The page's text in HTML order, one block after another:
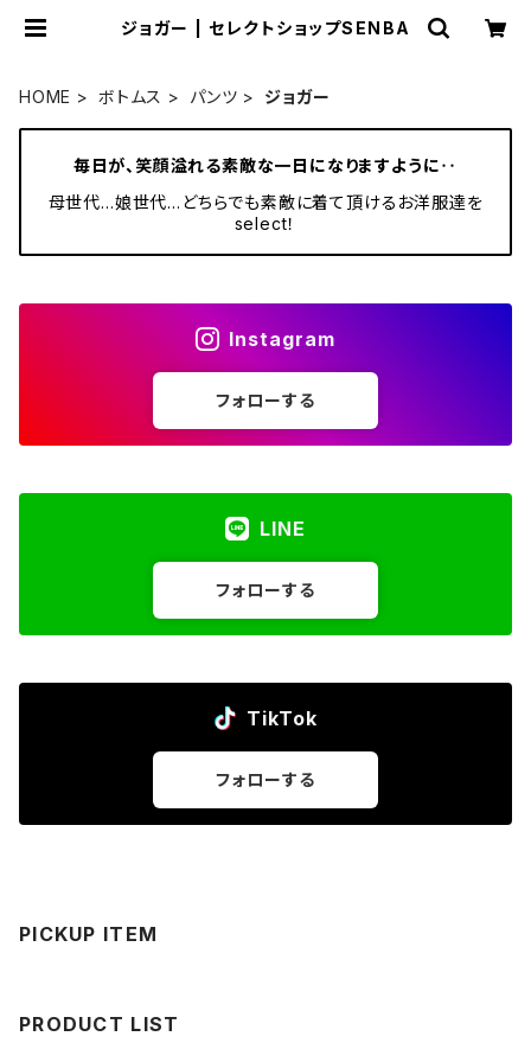
ジョガー | セレクトショップSENBA
HOME ボトムス パンツ ジョガー
毎日が、笑顔溢れる素敵な一日になりますように‥
母世代…娘世代…どちらでも素敵に着て頂けるお洋服達を
select！
Instagram
フォローする
LINE
フォローする
TikTok
フォローする
PICKUP ITEM
PRODUCT LIST